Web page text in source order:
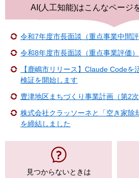
AI(人工知能)はこんなページ
令和7年度市長面談（重点事業中間
令和8年度市長面談（重点事業評価
【鹿嶋市リリース】Claude Codeを
検証を開始します
豊津地区まちづくり事業計画（第2
株式会社クラッソーネと「空き家除
を締結しました
見つからないときは